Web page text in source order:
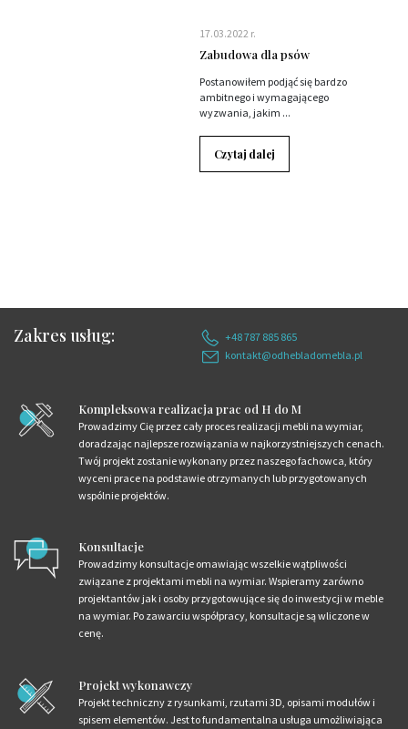
17.03.2022 r.
Zabudowa dla psów
Postanowiłem podjąć się bardzo
ambitnego i wymagającego
wyzwania, jakim ...
Czytaj dalej
Zakres usług:
+48 787 885 865
kontakt@odhebladomebla.pl
Kompleksowa realizacja prac od H do M
Prowadzimy Cię przez cały proces realizacji mebli na wymiar,
doradzając najlepsze rozwiązania w najkorzystniejszych cenach.
Twój projekt zostanie wykonany przez naszego fachowca, który
wyceni prace na podstawie otrzymanych lub przygotowanych
wspólnie projektów.
Konsultacje
Prowadzimy konsultacje omawiając wszelkie wątpliwości
związane z projektami mebli na wymiar. Wspieramy zarówno
projektantów jak i osoby przygotowujące się do inwestycji w meble
na wymiar. Po zawarciu współpracy, konsultacje są wliczone w
cenę.
Projekt wykonawczy
Projekt techniczny z rysunkami, rzutami 3D, opisami modułów i
spisem elementów. Jest to fundamentalna usługa umożliwiająca